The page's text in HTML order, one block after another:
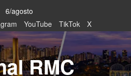
6/agosto
YouTube TikTok X
RMC